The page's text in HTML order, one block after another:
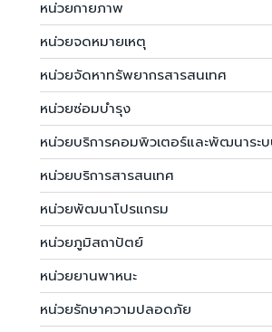
หน่วยกายภาพ
หน่วยจดหมายเหตุ
หน่วยจัดหาทรัพยากรสารสนเทศ
หน่วยซ่อมบำรุง
หน่วยบริการคอมพิวเตอร์และพัฒนาระบ
หน่วยบริการสารสนเทศ
หน่วยพัฒนาโปรแกรม
หน่วยภูมิสถาปัตย์
หน่วยยานพาหนะ
หน่วยรักษาความปลอดภัย